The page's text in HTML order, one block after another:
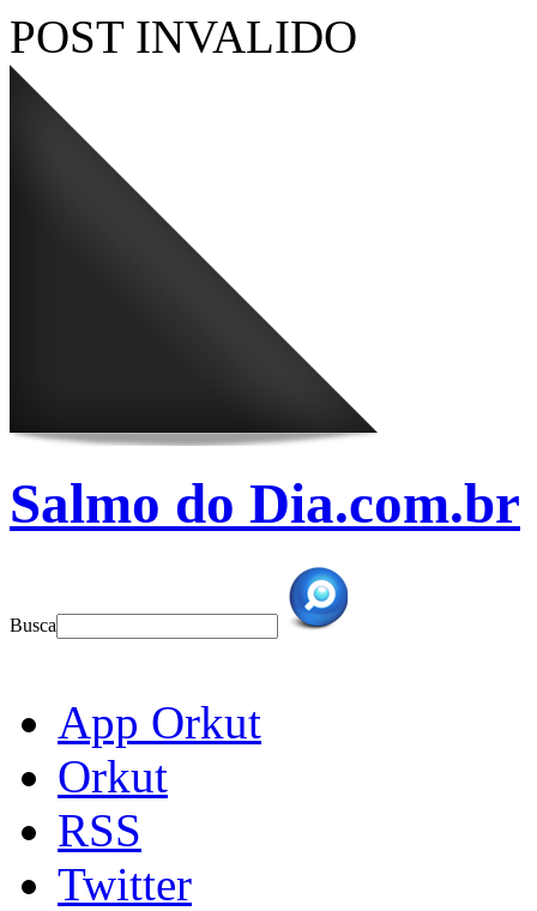
POST INVALIDO
Salmo do Dia.com.br
Busca
App Orkut
Orkut
RSS
Twitter